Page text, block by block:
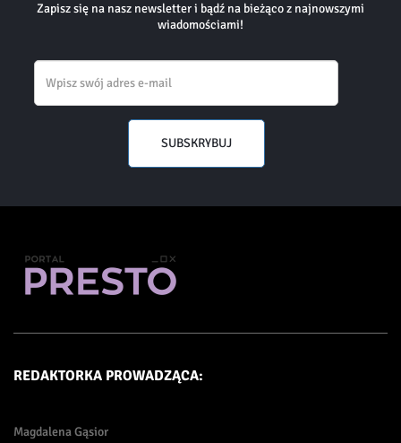
Zapisz się na nasz newsletter i bądź na bieżąco z najnowszymi
wiadomościami!
SUBSKRYBUJ
REDAKTORKA PROWADZĄCA:
Magdalena Gąsior